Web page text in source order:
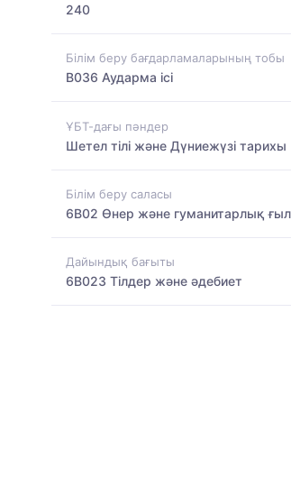
240
Білім беру бағдарламаларының тобы
B036 Аударма ісі
ҰБТ-дағы пәндер
Шетел тілі және Дүниежүзі тарихы
Білім беру саласы
6B02 Өнер және гуманитарлық
Дайындық бағыты
6B023 Тілдер және әдебиет